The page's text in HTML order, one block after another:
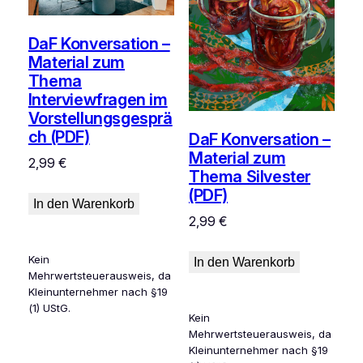
DaF Konversation –
Material zum
Thema
Interviewfragen im
Vorstellungsgesprä
ch (PDF)
2,99 €
In den Warenkorb
Kein
Mehrwertsteuerausweis, da
Kleinunternehmer nach §19
(1) UStG.
DaF Konversation –
Material zum
Thema Silvester
(PDF)
2,99€
In den Warenkorb
Kein
Mehrwertsteuerausweis, da
Kleinunternehmer nach §19